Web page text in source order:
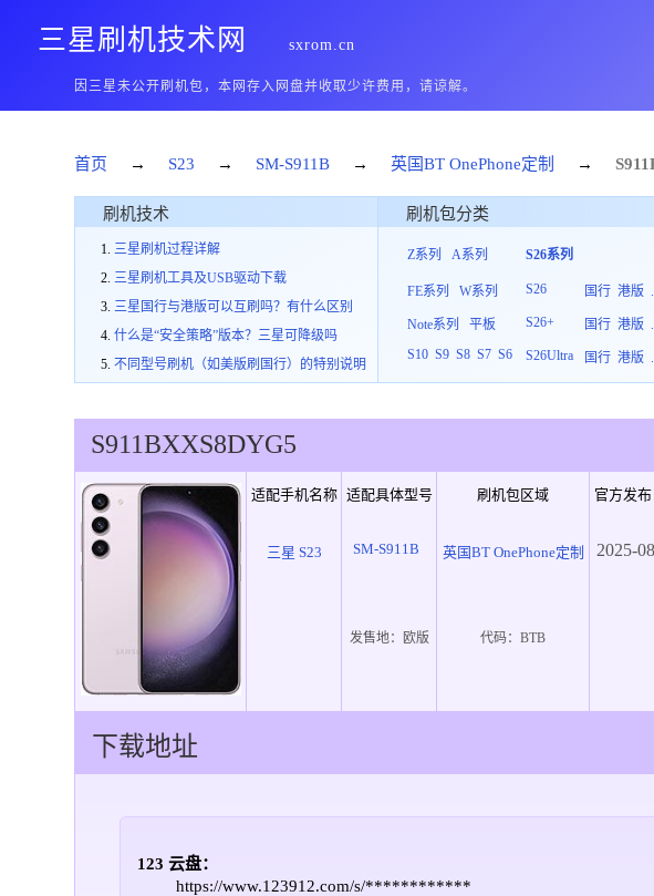
三星刷机技术网 sxrom.cn
因三星未公开刷机包，本网存入网盘并收取少许费用，请谅解。
首页 → S23 → SM-S911B → 英国BT OnePhone定制 →
刷机技术
三星刷机过程详解
三星刷机工具及USB驱动下载
三星国行与港版可以互刷吗？有什么区别
什么是“安全策略”版本？三星可降级吗
不同型号刷机（如美版刷国行）的特别说明
刷机包分类
Z系列 A系列
FE系列 W系列
Note系列
平板
S10 S9 S8 S7 S6
S26系列
S26 国行 港版
S26+
国行 港版
S26Ultra
国行 港版
S911BXXS8DYG5
适配手机名称 适配具体型号 刷机包区域 官方发
三星 S23 SM-S911B 英国BT OnePhone定制 2025-
发售地： 欧版 代码：BTB
下载地址
123 云盘：
https://www.123912.com/s/************